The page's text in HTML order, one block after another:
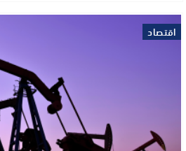
اقتصاد